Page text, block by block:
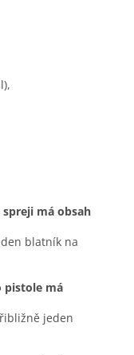
má obsah
blatník na
pistole má
jeden